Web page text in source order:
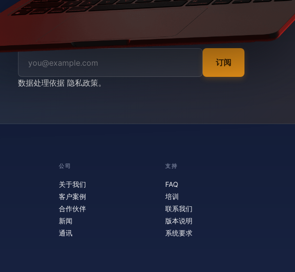
订阅
数据处理依据 隐私政策。
公司
关于我们
客户案例
合作伙伴
新闻
通讯
支持
FAQ
培训
联系我们
版本说明
系统要求